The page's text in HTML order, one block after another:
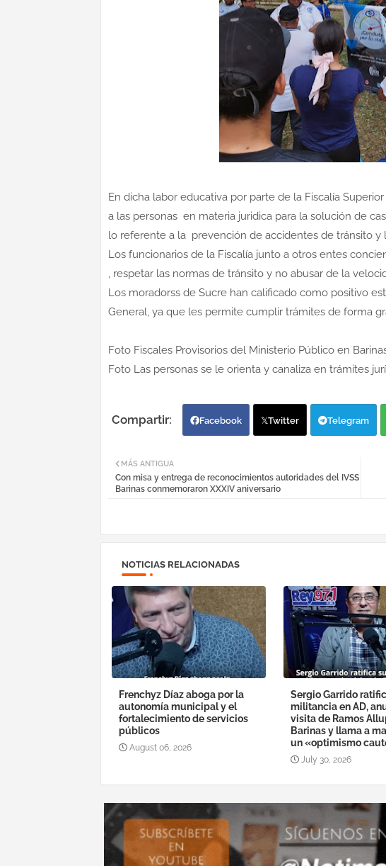
En dicha labor educativa por parte de la Fiscalía
a las personas en materia juridica para la solución de
lo referente a la prevención de accidentes de tránsito y
Los funcionarios de la Fiscalía junto a otros entes
, respetar las normas de tránsito y no abusar de la
Los moradorss de Sucre han calificado como positivo
General, ya que les permite cumplir trámites de forma
Foto Fiscales Provisorios del Ministerio Público en
Foto Las personas se le orienta y canaliza en trámites
Facebook Twitter Telegram
MÁS ANTIGUA
Con misa y entrega de reconocimientos autoridades del IVSS
Barinas conmemoraron XXXIV aniversario
NOTICIAS RELACIONADAS
Frenchyz Díaz aboga por la
autonomía municipal y el
fortalecimiento de servicios
públicos
August 06, 2026
Sergio Garrido
militancia en AD,
visita de Ramos
Barinas y llama a
un «optimismo
July 30, 2026